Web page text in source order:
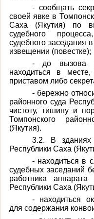
- сообщать
своей явке в
Саха (Якутия) по
судебного
судебного заседания
извещении (повестке);
- до вызова в
находиться в
приставом либо
- бережно
районного суда
чистоту, тишину и
Томпонского
(Якутия).
3.2. В зданиях
Республики Саха
- находиться в
судебных заседаний
работника
Республики Саха
- находиться
для содержания